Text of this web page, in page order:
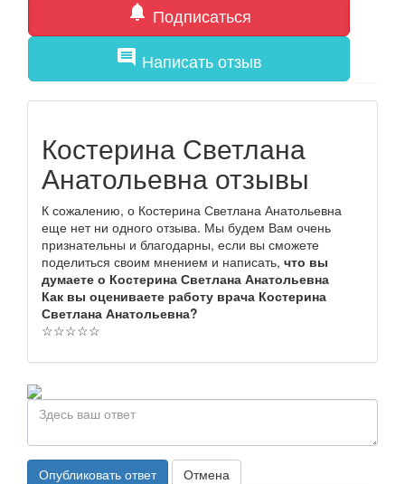
notifications Подписаться
comment Написать отзыв
Костерина Светлана
Анатольевна отзывы
К сожалению, о Костерина Светлана Анатольевна
еще нет ни одного отзыва. Мы будем Вам очень
признательны и благодарны, если вы сможете
поделиться своим мнением и написать, что вы
думаете о Костерина Светлана Анатольевна
Как вы оцениваете работу врача Костерина
Светлана Анатольевна?
☆☆☆☆☆
Опубликовать ответ Отмена